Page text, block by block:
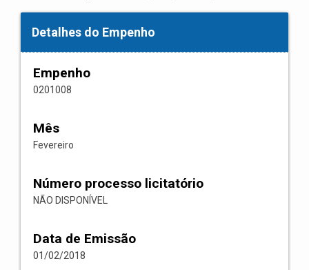
Detalhes do Empenho
Empenho
0201008
Mês
Fevereiro
Número processo licitatório
NÃO DISPONÍVEL
Data de Emissão
01/02/2018